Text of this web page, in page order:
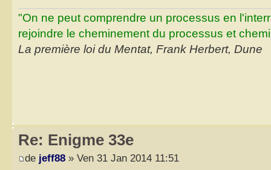
"On ne peut comprendre un processus en
rejoindre le cheminement du processus et
La première loi du Mentat, Frank Herbert, Dune
Re: Enigme 33e
de jeff88 » Ven 31 Jan 2014 11:51